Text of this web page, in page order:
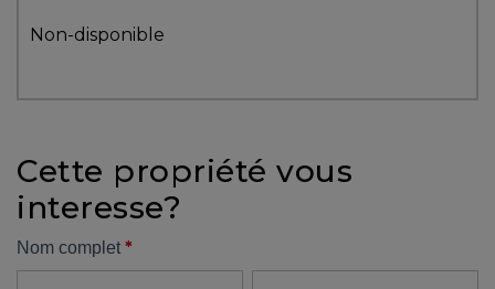
vous
protégé!
outils
pour
financement
Non-disponible
Cette propriété vous
interesse?
Formulaire
Nom complet *